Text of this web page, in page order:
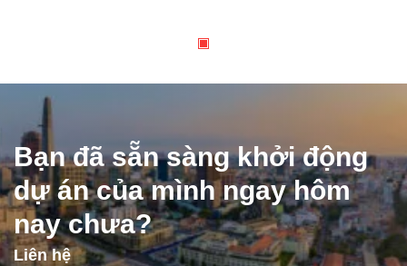
Bạn đã sẵn sàng khởi động
dự án của mình ngay hôm
nay chưa?
Liên hệ